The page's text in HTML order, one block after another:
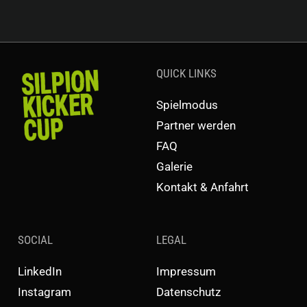
QUICK LINKS
Spielmodus
Partner werden
FAQ
Galerie
Kontakt & Anfahrt
SOCIAL
LinkedIn
Instagram
LEGAL
Impressum
Datenschutz